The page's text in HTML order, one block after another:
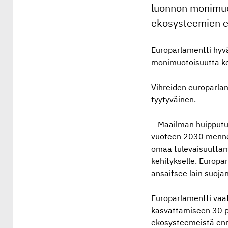
luonnon
ekosysteemien
Europarlamentti
monimuotoisuutta
Vihreiden
tyytyväinen.
– Maailman
vuoteen 2030
omaa
kehitykselle.
ansaitsee lain
Europarlamentti
kasvattamiseen 30
ekosysteemeistä